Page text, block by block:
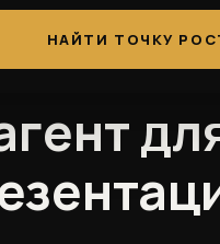
НАЙТИ ТОЧКУ